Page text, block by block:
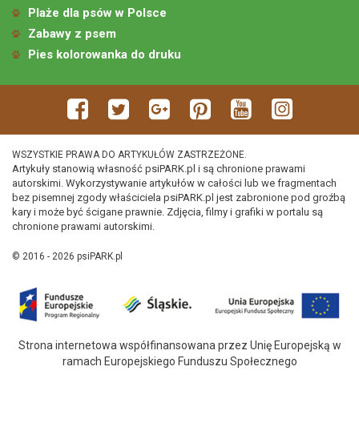
Plaże dla psów w Polsce
Zabawy z psem
Pies kolorowanka do druku
WSZYSTKIE PRAWA DO ARTYKUŁÓW ZASTRZEŻONE.
Artykuły stanowią własność psiPARK.pl i są chronione prawami
autorskimi. Wykorzystywanie artykułów w całości lub we fragmentach
bez pisemnej zgody właściciela psiPARK.pl jest zabronione pod groźbą
kary i może być ścigane prawnie. Zdjęcia, filmy i grafiki w portalu są
chronione prawami autorskimi.
© 2016 - 2026 psiPARK.pl
Strona internetowa współfinansowana przez Unię Europejską w
ramach Europejskiego Funduszu Społecznego